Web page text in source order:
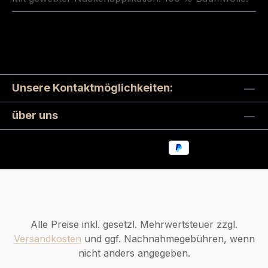
Unsere Kontaktmöglichkeiten:
über uns
Alle Preise inkl. gesetzl. Mehrwertsteuer zzgl.
Versandkosten und ggf. Nachnahmegebühren, wenn
nicht anders angegeben.